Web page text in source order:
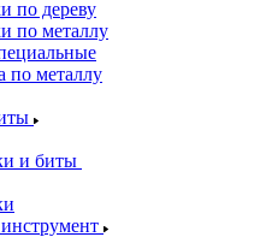
по дереву
по металлу
по металлу
и биты